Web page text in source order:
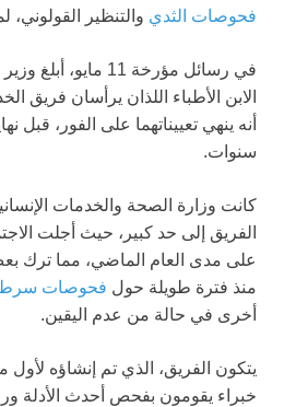
فحوصات الثدي والتنظير القولوني،
في رسائل مؤرخة 11
الابن الأطباء اللذان يرأسان فريق
أنه ينهي تعييناتهما على الفور، قبل
سنوات.
كانت وزارة الصحة والخدمات
الفريق إلى حد كبير، حيث أجلت
على مدى العام الماضي، مما ترك
منذ فترة طويلة حول فحوصات
أخرى في حالة من عدم اليقين.
يتكون الفريق، الذي تم إنشاؤه لأول
خبراء يقومون بفحص أحدث الأدلة